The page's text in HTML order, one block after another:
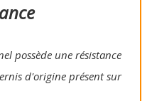
possède une résistance
d'origine présent sur